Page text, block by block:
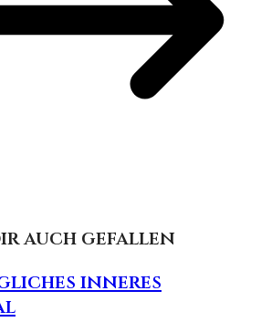
auch gefallen
inneres